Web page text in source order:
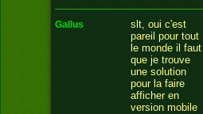
gallus
slt, oui c'est
pareil pour tout
le monde il faut
que je trouve
une solution
pour la faire
afficher en
version mobile